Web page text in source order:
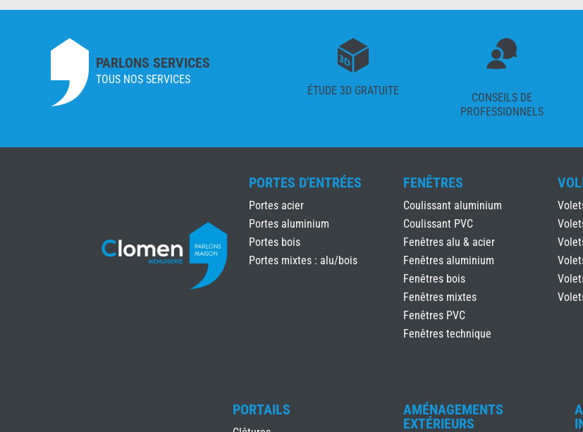
PARLONS SERVICES
TOUS NOS SERVICES
ÉTUDE 3D GRATUITE
CONSEILS DE
PROFESSIONNELS
PORTES D'ENTRÉES
Portes acier
Portes aluminium
Portes bois
Portes mixtes : alu/bois
FENÊTRES
Coulissant aluminium
Coulissant PVC
Fenêtres alu & acier
Fenêtres aluminium
Fenêtres bois
Fenêtres mixtes
Fenêtres PVC
Fenêtres technique
PORTAILS
AMÉNAGEMENTS
EXTÉRIEURS